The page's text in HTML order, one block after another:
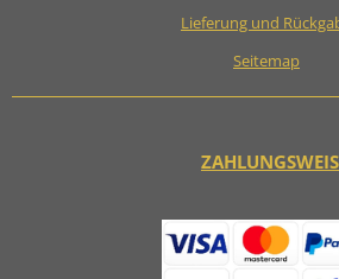
Lieferung und
Seitemap